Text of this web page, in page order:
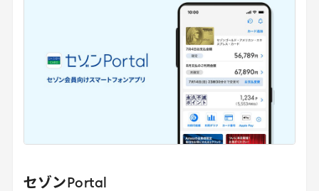
セゾン Portal